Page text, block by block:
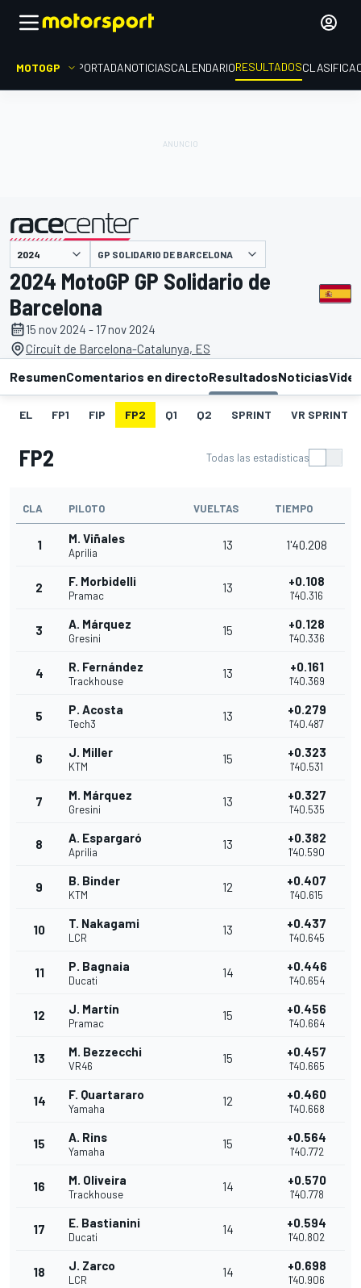
MOTOGP PORTADANOTICIASCALENDARIORESULTADOS
presentado por GP SOLIDARIO DE BARCELONA
2024 MotoGP GP Solidario de
Barcelona
15 nov 2024 - 17 nov 2024
Circuit de Barcelona-Catalunya, ES
ResumenComentarios en directoResultadosNoticias
EL FP1 FIP FP2 Q1 Q2 SPRINT VR SPRINT
FP2 Todas las estadísticas
CLA PILOTO VUELTAS TIEMPO
1 M. Viñales
Aprilia
13 1'40.208
2 F. Morbidelli
Pramac
13 +0.108
1'40.316
3 A. Márquez
Gresini
15 +0.128
1'40.336
4 R. Fernández
Trackhouse
13 +0.161
1'40.369
5 P. Acosta
Tech3
13 +0.279
1'40.487
6 J. Miller
KTM
15 +0.323
1'40.531
7 M. Márquez
Gresini
13 +0.327
1'40.535
8 A. Espargaró
Aprilia
13 +0.382
1'40.590
9 B. Binder
KTM
12 +0.407
1'40.615
10 T. Nakagami
LCR
13 +0.437
1'40.645
11 P. Bagnaia
Ducati
14 +0.446
1'40.654
12 J. Martín
Pramac
15 +0.456
1'40.664
13 M. Bezzecchi
VR46
15 +0.457
1'40.665
14 F. Quartararo
Yamaha
12 +0.460
1'40.668
15 A. Rins
Yamaha
15 +0.564
1'40.772
16 M. Oliveira
Trackhouse
14 +0.570
1'40.778
17 E. Bastianini
Ducati
14 +0.594
1'40.802
18 J. Zarco
LCR
14 +0.698
1'40.906